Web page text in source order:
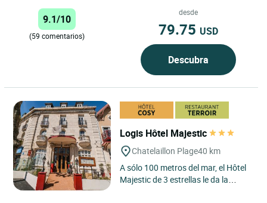
Rochelle, el Hotel Le...
9.1/10
(59 comentarios)
desde
79.75 USD
Descubra
Logis Hôtel Majestic
Chatelaillon Plage40 km
A sólo 100 metros del mar, el Hôtel
Majestic de 3 estrellas le da la